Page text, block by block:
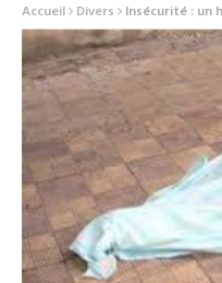
Accueil Divers Insécurité : un